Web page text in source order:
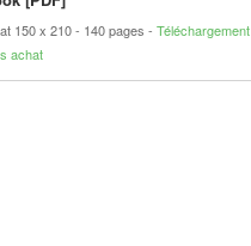
150 x 210 140 pages
Téléchargement
achat